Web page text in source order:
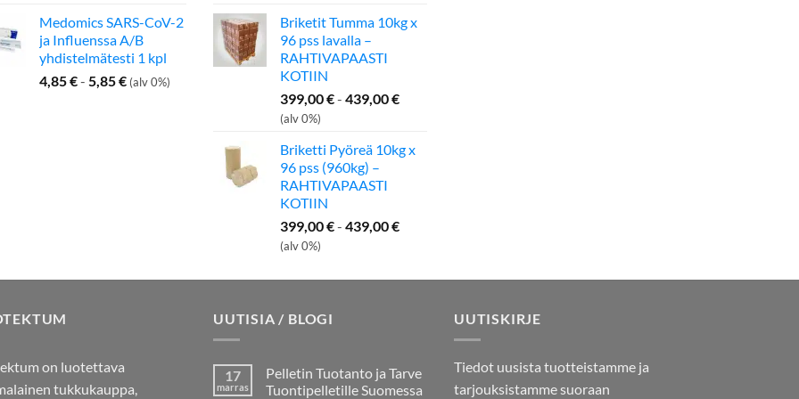
Medomics SARS-CoV-2
ja Influenssa A/B
yhdistelmätesti 1 kpl
4,85€- 5,85€ (alv 0%)
199,00 €.142,50 €.
Briketit Tumma 10kg x
96 pss lavalla –
RAHTIVAPAASTI
KOTIIN
399,00€- 439,00€
(alv 0%)
Briketti Pyöreä 10kg x
96 pss (960kg) –
RAHTIVAPAASTI
KOTIIN
399,00€- 439,00€
(alv 0%)
on luotettava
tukkukauppa,
UUTISIA / BLOGI
17
marras
Pelletin Tuotanto ja Tarve
Tuontipelletille Suomessa
UUTISKIRJE
Tiedot uusista tuotteistamme ja
tarjouksistamme suoraan